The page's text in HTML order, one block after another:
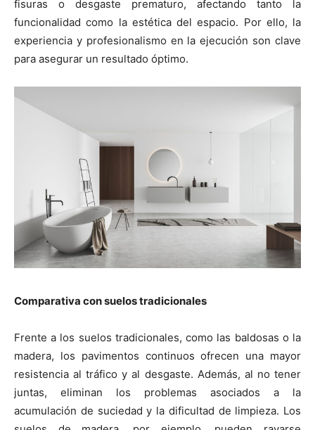
fisuras o desgaste prematuro, afectando tanto la
funcionalidad como la estética del espacio. Por ello, la
experiencia y profesionalismo en la ejecución son clave
para asegurar un resultado óptimo.
Comparativa con suelos tradicionales
Frente a los suelos tradicionales, como las baldosas o la
madera, los pavimentos continuos ofrecen una mayor
resistencia al tráfico y al desgaste. Además, al no tener
juntas, eliminan los problemas asociados a la
acumulación de suciedad y la dificultad de limpieza. Los